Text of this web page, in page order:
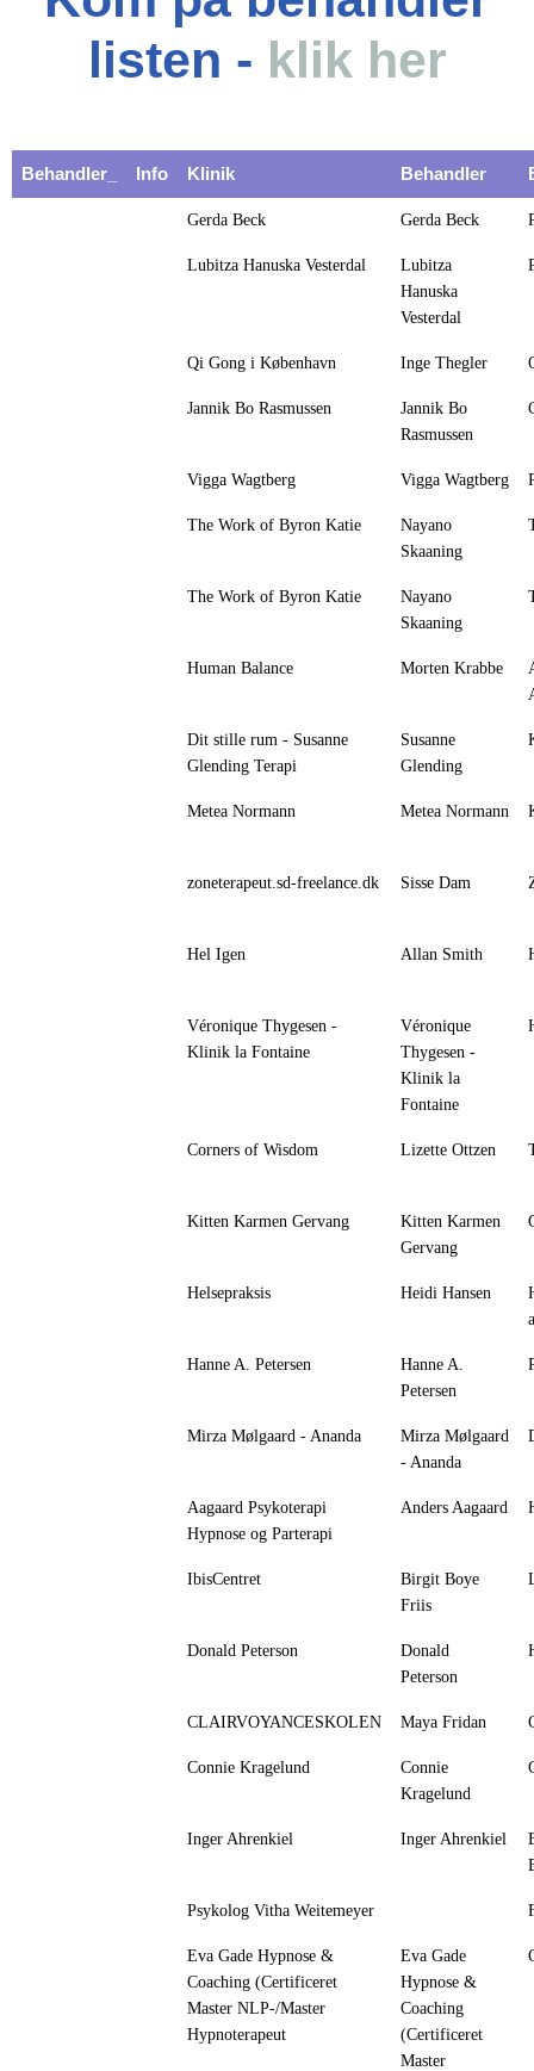
listen - klik her
Behandler_ Info Klinik Behandler
Gerda Beck Gerda Beck
Lubitza Hanuska Vesterdal
Lubitza
Hanuska
Vesterdal
Qi Gong i København Inge Thegler
Jannik Bo Rasmussen
Jannik Bo
Rasmussen
Vigga Wagtberg Vigga Wagtberg
The Work of Byron Katie
Nayano
Skaaning
The Work of Byron Katie
Nayano
Skaaning
Human Balance Morten Krabbe
Dit stille rum - Susanne
Glending Terapi
Susanne
Glending
Metea Normann Metea Normann
zoneterapeut.sd-freelance.dk Sisse Dam
Hel Igen Allan Smith
Véronique Thygesen -
Klinik la Fontaine
Véronique
Thygesen -
Klinik la
Fontaine
Corners of Wisdom Lizette Ottzen
Kitten Karmen Gervang
Kitten Karmen
Gervang
Helsepraksis Heidi Hansen
Hanne A. Petersen
Hanne A.
Petersen
Mirza Mølgaard - Ananda
Mirza Mølgaard
- Ananda
Aagaard Psykoterapi
Hypnose og Parterapi
Anders Aagaard
IbisCentret
Birgit Boye
Friis
Donald Peterson
Donald
Peterson
CLAIRVOYANCESKOLEN Maya Fridan
Connie Kragelund
Connie
Kragelund
Inger Ahrenkiel Inger Ahrenkiel
Psykolog Vitha Weitemeyer
Eva Gade Hypnose &
Coaching (Certificeret
Master NLP-/Master
Hypnoterapeut
Eva Gade
Hypnose &
Coaching
(Certificeret
Master